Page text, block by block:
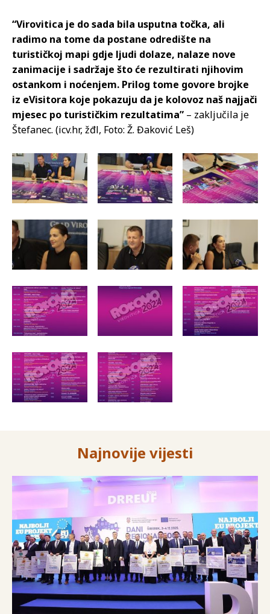
“Virovitica je do sada bila usputna točka, ali
radimo na tome da postane odredište na
turističkoj mapi gdje ljudi dolaze, nalaze nove
zanimacije i sadržaje što će rezultirati njihovim
ostankom i noćenjem. Prilog tome govore brojke
iz eVisitora koje pokazuju da je kolovoz naš najjači
mjesec po turističkim rezultatima” – zaključila je
Štefanec. (icv.hr, žđl, Foto: Ž. Đaković Leš)
Najnovije vijesti